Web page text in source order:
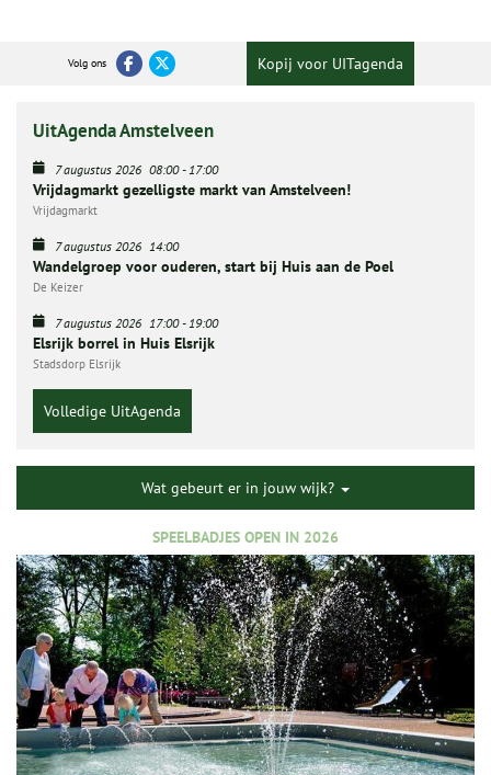
Volg ons Kopij voor UITagenda
UitAgenda Amstelveen
7 augustus 2026 08:00-17:00
Vrijdagmarkt gezelligste markt van Amstelveen!
Vrijdagmarkt
7 augustus 2026 14:00
Wandelgroep voor ouderen, start bij Huis aan de Poel
De Keizer
7 augustus 2026 17:00-19:00
Elsrijk borrel in Huis Elsrijk
Stadsdorp Elsrijk
Volledige UitAgenda
Wat gebeurt er in jouw wijk?
SPEELBADJES OPEN IN 2026